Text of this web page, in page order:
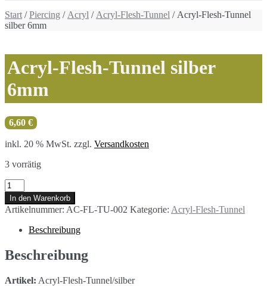
Start /Piercing / Acryl / Acryl-Flesh-Tunnel / Acryl-Flesh-Tunnel
silber 6mm
Acryl-Flesh-Tunnel silber
6mm
6,60 €
inkl. 20 % MwSt. zzgl. Versandkosten
3 vorrätig
Acryl-
Flesh-
Tunnel
silber
6mm
Menge
In den Warenkorb
Artikelnummer: AC-FL-TU-002 Kategorie: Acryl-Flesh-Tunnel
Beschreibung
Beschreibung
Artikel: Acryl-Flesh-Tunnel/silber